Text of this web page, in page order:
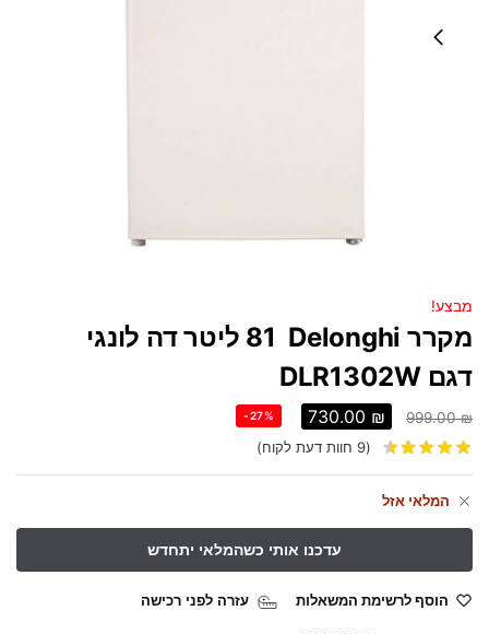
מבצע!
מקרר Delonghi ‏81 ‏ליטר דה לונגי
דגם DLR1302W
999.00₪
730.00 ₪
-27%
(
9 חוות דעת לקוח)
המלאי אזל
הוסף לרשימת המשאלות עזרה לפני רכישה